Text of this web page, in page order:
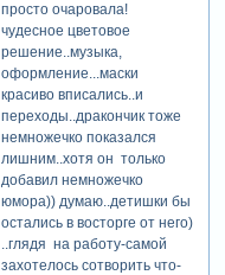
сайт]
просто очаровала!
чудесное цветовое
решение..музыка,
оформление...маски
красиво вписались..и
переходы..дракончик тоже
немножечко показался
лишним..хотя он только
добавил немножечко
юмора)) думаю..детишки бы
остались в восторге от него)
..глядя на работу-самой
захотелось сотворить что-